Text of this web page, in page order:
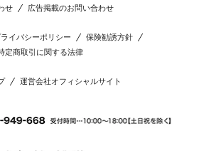
せ
広告掲載のお問い合わせ
ライバシーポリシー
保険勧誘方針
定商取引に関する法律
運営会社オフィシャルサイト